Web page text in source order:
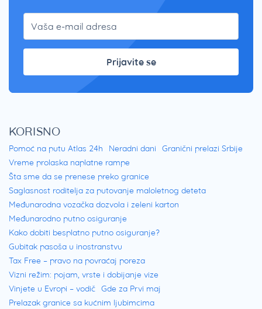
Prijavite se
KORISNO
Pomoć na putu Atlas 24h Neradni dani
Granični prelazi Srbije
Vreme prolaska naplatne rampe
Šta sme da se prenese preko granice
Saglasnost roditelja za putovanje maloletnog deteta
Međunarodna vozačka dozvola i zeleni karton
Međunarodno putno osiguranje
Kako dobiti besplatno putno osiguranje?
Gubitak pasoša u inostranstvu
Tax Free – pravo na povraćaj poreza
Vizni režim: pojam, vrste i dobijanje vize
Vinjete u Evropi – vodič Gde za Prvi maj
Prelazak granice sa kućnim ljubimcima